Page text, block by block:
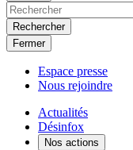
Rechercher
Fermer
Espace presse
Nous rejoindre
Actualités
Désinfox
Nos actions